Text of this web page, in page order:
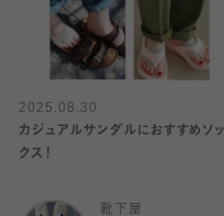
2025.08.30
カジュアルサンダルにおすすめソッ
クス！
靴下屋